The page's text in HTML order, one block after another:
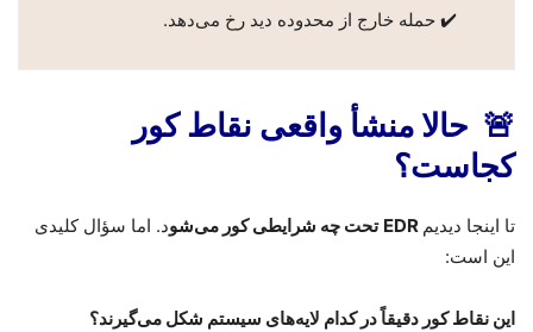
✔️ حمله خارج از محدوده دید رخ می‌دهد.
🚨 حالا منشأ واقعی نقاط کور
کجاست؟
تا اینجا دیدیم EDR تحت چه شرایطی کور می‌شود. اما سؤال کلیدی
این است:
این نقاط کور دقیقاً در کدام لایه‌های سیستم شکل می‌گیرند؟